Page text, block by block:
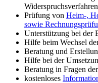
Widerspruchsverfahren
Prüfung von Heim-,
sowie
Unterstützung bei der
Hilfe beim Wechsel
Beratung und
Hilfe bei der
Beratung in Fragen der
kostenloses